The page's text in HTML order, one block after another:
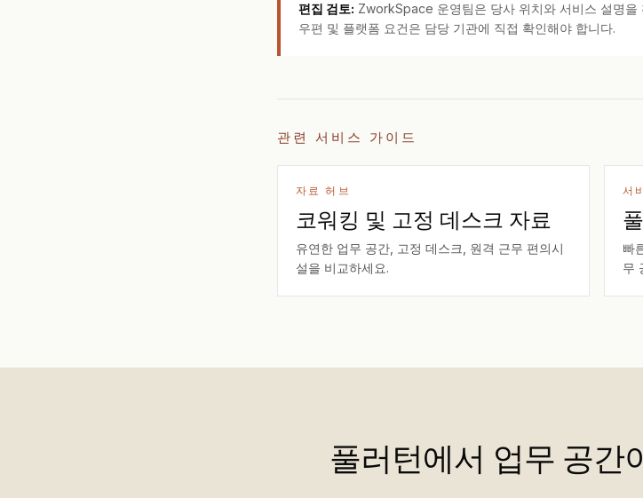
편집 검토: ZworkSpace 운영팀은 당사 위치와 서비스 설명을
우편 및 플랫폼 요건은 담당 기관에 직접 확인해야 합니다.
관련 서비스 가이드
자료 허브
코워킹 및 고정 데스크 자료
유연한 업무 공간, 고정 데스크, 원격 근무 편의시
설을 비교하세요.
서
빠
무
풀러턴에서 업무 공간